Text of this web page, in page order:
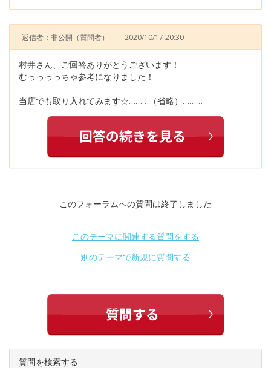
返信者：非公開 （質問者） 2020/10/17 20:30
村井さん、ご回答ありがとうございます！
むっっっっちゃ参考になりました！
当店でも取り入れてみます☆………（省略）………
このフォーラムへの質問は終了しました
このテーマに関連する質問をする
別のテーマで新規に質問する
質問を検索する